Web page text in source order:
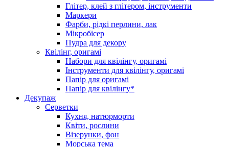
Глітер, клей з глітером, інструменти
Маркери
Фарби, рідкі перлини, лак
Мікробісер
Пудра для декору
Квілінг, оригамі
Набори для квілінгу, оригамі
Інструменти для квілінгу, оригамі
Папір для оригамі
Папір для квілінгу*
Декупаж
Серветки
Кухня, натюрморти
Квіти, рослини
Візерунки, фон
Морська тема